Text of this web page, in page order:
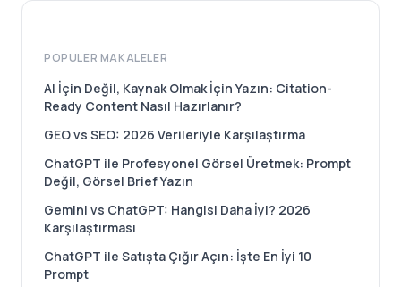
POPULER MAKALELER
AI İçin Değil, Kaynak Olmak İçin Yazın: Citation-
Ready Content Nasıl Hazırlanır?
GEO vs SEO: 2026 Verileriyle Karşılaştırma
ChatGPT ile Profesyonel Görsel Üretmek: Prompt
Değil, Görsel Brief Yazın
Gemini vs ChatGPT: Hangisi Daha İyi? 2026
Karşılaştırması
ChatGPT ile Satışta Çığır Açın: İşte En İyi 10
Prompt